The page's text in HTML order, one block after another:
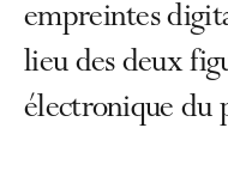
empreintes
lieu des deux
électronique du